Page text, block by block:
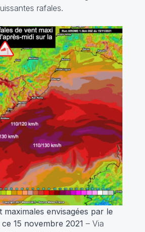
rafales.
maximales envisagées par le
15 novembre 2021 – Via